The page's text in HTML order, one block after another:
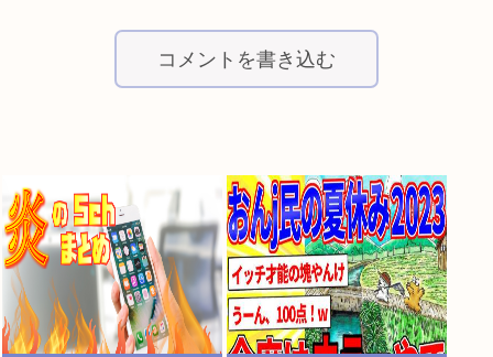
コメントを書き込む